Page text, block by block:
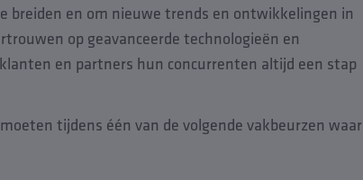
breiden en om nieuwe trends en ontwikkelingen in
op geavanceerde technologieën en
en partners hun concurrenten altijd een stap
tijdens één van de volgende vakbeurzen waar